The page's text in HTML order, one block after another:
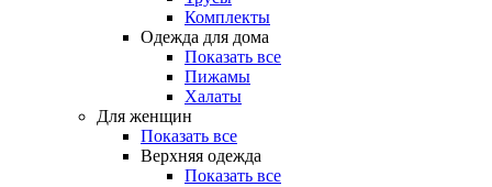
Комплекты
Одежда для дома
Показать все
Пижамы
Халаты
Для женщин
Показать все
Верхняя одежда
Показать все